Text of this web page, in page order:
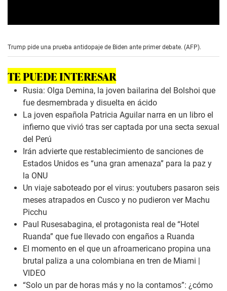
e
n
d
s
Trump pide una prueba antidopaje de Biden ante primer debate. (AFP).
TE PUEDE INTERESAR
Rusia: Olga Demina, la joven bailarina del Bolshoi que
fue desmembrada y disuelta en ácido
La joven española Patricia Aguilar narra en un libro el
infierno que vivió tras ser captada por una secta sexual
del Perú
Irán advierte que restablecimiento de sanciones de
Estados Unidos es “una gran amenaza” para la paz y
la ONU
Un viaje saboteado por el virus: youtubers pasaron seis
meses atrapados en Cusco y no pudieron ver Machu
Picchu
Paul Rusesabagina, el protagonista real de “Hotel
Ruanda” que fue llevado con engaños a Ruanda
El momento en el que un afroamericano propina una
brutal paliza a una colombiana en tren de Miami |
VIDEO
“Solo un par de horas más y no la contamos”: ¿cómo